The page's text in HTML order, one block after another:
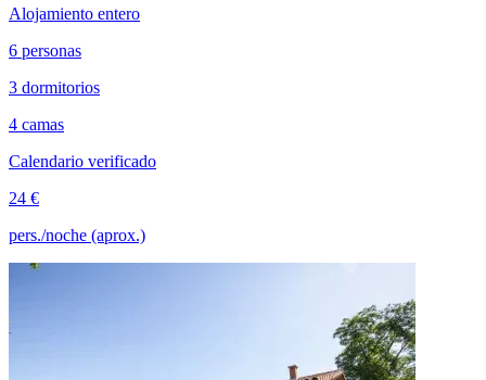
Alojamiento entero
6 personas
3 dormitorios
4 camas
Calendario verificado
24 €
pers./noche (aprox.)